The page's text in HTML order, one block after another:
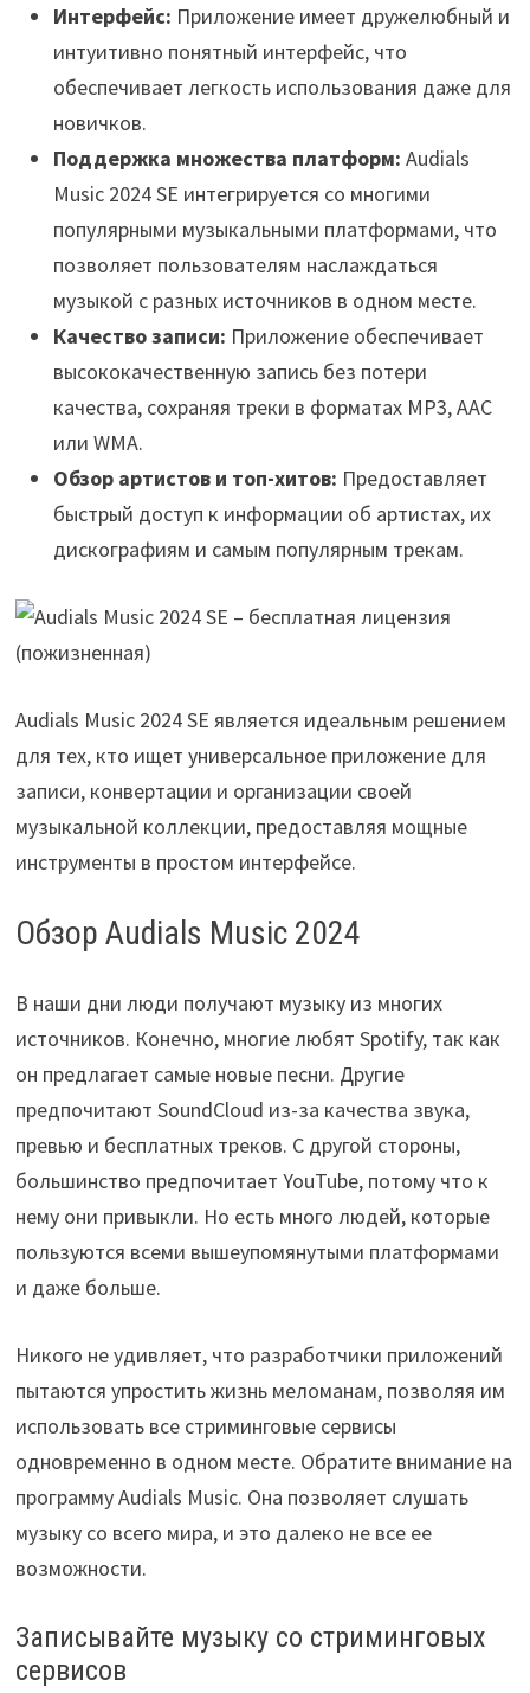
Интерфейс: Приложение имеет дружелюбный и
интуитивно понятный интерфейс, что
обеспечивает легкость использования даже для
новичков.
Поддержка множества платформ: Audials
Music 2024 SE интегрируется со многими
популярными музыкальными платформами, что
позволяет пользователям наслаждаться
музыкой с разных источников в одном месте.
Качество записи: Приложение обеспечивает
высококачественную запись без потери
качества, сохраняя треки в форматах MP3, AAC
или WMA.
Обзор артистов и топ-хитов: Предоставляет
быстрый доступ к информации об артистах, их
дискографиям и самым популярным трекам.
Audials Music 2024 SE является идеальным решением
для тех, кто ищет универсальное приложение для
записи, конвертации и организации своей
музыкальной коллекции, предоставляя мощные
инструменты в простом интерфейсе.
Обзор Audials Music 2024
В наши дни люди получают музыку из многих
источников. Конечно, многие любят Spotify, так как
он предлагает самые новые песни. Другие
предпочитают SoundCloud из-за качества звука,
превью и бесплатных треков. С другой стороны,
большинство предпочитает YouTube, потому что к
нему они привыкли. Но есть много людей, которые
пользуются всеми вышеупомянутыми платформами
и даже больше.
Никого не удивляет, что разработчики приложений
пытаются упростить жизнь меломанам, позволяя им
использовать все стриминговые сервисы
одновременно в одном месте. Обратите внимание на
программу Audials Music. Она позволяет слушать
музыку со всего мира, и это далеко не все ее
возможности.
Записывайте музыку со стриминговых
сервисов